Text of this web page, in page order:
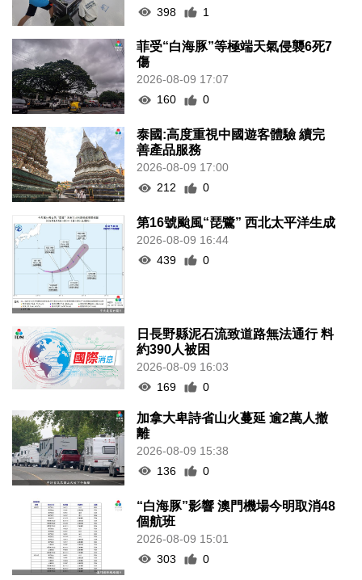
398
1
菲受“白海豚”等極端天氣侵襲6死7
傷
2026-08-09 17:07
160
0
泰國:高度重視中國遊客體驗 續完
善產品服務
2026-08-09 17:00
212
0
第16號颱風“琵鷺” 西北太平洋生成
2026-08-09 16:44
439
0
日長野縣泥石流致道路無法通行 料
約390人被困
2026-08-09 16:03
169
0
加拿大卑詩省山火蔓延 逾2萬人撤
離
2026-08-09 15:38
136
0
“白海豚”影響 澳門機場今明取消48
個航班
2026-08-09 15:01
303
0